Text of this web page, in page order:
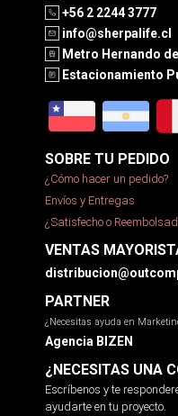
+56 2 2244 3777
info@sherpalife.cl
Metro Hernando
Estacionamiento
SOBRE TU PEDIDO
¿Cómo hacer un pedido?
Envíos y Entregas
¿Satisfecho o
VENTAS
PARTNER
¿Necesitas ayuda en
Agencia BIZEN
¿NECESITAS UNA
Escríbenos y te
ayudarte en tu proyecto.